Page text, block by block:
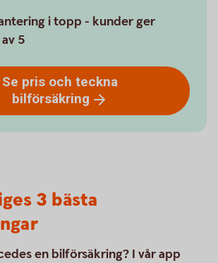
i topp - kunder ger
5
Se pris och teckna
bilförsäkring
3 bästa
en bilförsäkring? I vår app